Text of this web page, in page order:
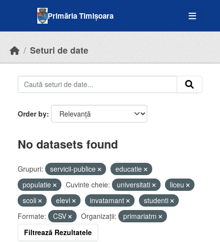
Primăria Timișoara
Seturi de date
Order by
No datasets found
Grupuri: servicii-publice
educatie
populatie
Cuvinte cheie: universitati
liceu
scoli
elevi invatamant
studenti
Formate:
CSV Organizații:
primariatm
Filtrează Rezultatele